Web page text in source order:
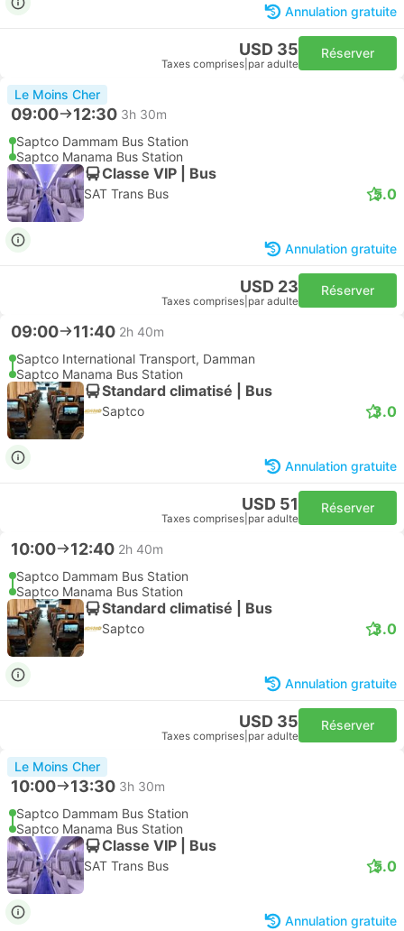
Annulation gratuite
USD 35
Taxes comprises par adulte
Réserver
Le Moins Cher
09:00 12:30 3h 30m
Saptco Dammam Bus Station
Saptco Manama Bus Station
Classe VIP | Bus
SAT Trans Bus 5.0
Annulation gratuite
USD 23
Taxes comprises par adulte
Réserver
09:00 11:40 2h 40m
Saptco International Transport, Damman
Saptco Manama Bus Station
Standard climatisé | Bus
Saptco 3.0
Annulation gratuite
USD 51
Taxes comprises par adulte
Réserver
10:00 12:40 2h 40m
Saptco Dammam Bus Station
Saptco Manama Bus Station
Standard climatisé | Bus
Saptco 3.0
Annulation gratuite
USD 35
Taxes comprises par adulte
Réserver
Le Moins Cher
10:00 13:30 3h 30m
Saptco Dammam Bus Station
Saptco Manama Bus Station
Classe VIP | Bus
SAT Trans Bus 5.0
Annulation gratuite